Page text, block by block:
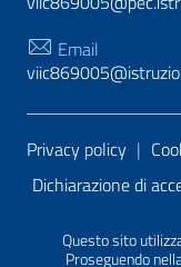
Questo sito
Proseguendo
Email
Sezione
Privacy policy |
Dichiarazione di
PA di AgID
|